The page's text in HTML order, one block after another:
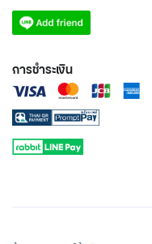
การชำระเงิน